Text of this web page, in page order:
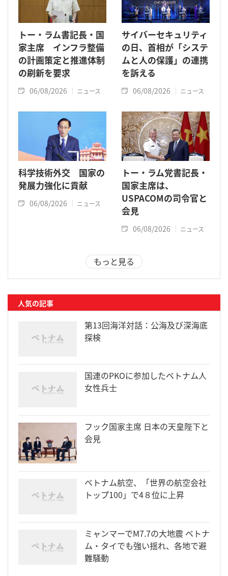
トー・ラム書記長・国
家主席 インフラ整備
の計画策定と推進体制
の刷新を要求
06/08/2026 ニュース
サイバーセキュリティ
の日、首相が「システ
ムと人の保護」の連携
を訴える
06/08/2026 ニュース
科学技術外交 国家の
発展力強化に貢献
06/08/2026 ニュース
トー・ラム党書記長・
国家主席は、
USPACOMの司令官と
会見
06/08/2026 ニュース
もっと見る
人気の記事
第13回海洋対話：公海及び深海底
探検
国連のPKOに参加したベトナム人
女性兵士
フック国家主席 日本の天皇陛下と
会見
ベトナム航空、「世界の航空会社
トップ100」で4８位に上昇
ミャンマーでM7.7の大地震 ベトナ
ム・タイでも強い揺れ、各地で避
難騒動